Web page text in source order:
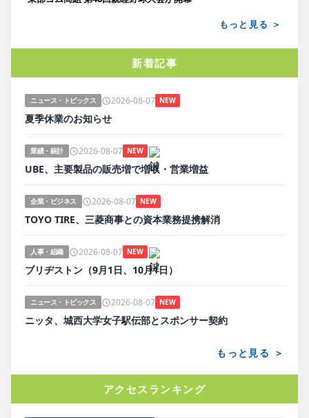
もっと見る ＞
新着記事
ニュース・トピックス 2026-08-07 NEW
夏季休業のお知らせ
業績・統計 2026-08-07 NEW
UBE、主要製品の販売増で増収・営業増益
企業・ビジネス 2026-08-07 NEW
TOYO TIRE、三菱商事との資本業務提携解消
人事・組織 2026-08-07 NEW
ブリヂストン（9月1日、10月1日）
ニュース・トピックス 2026-08-07 NEW
ニッタ、城西大学女子駅伝部とスポンサー契約
もっと見る ＞
アクセスランキング